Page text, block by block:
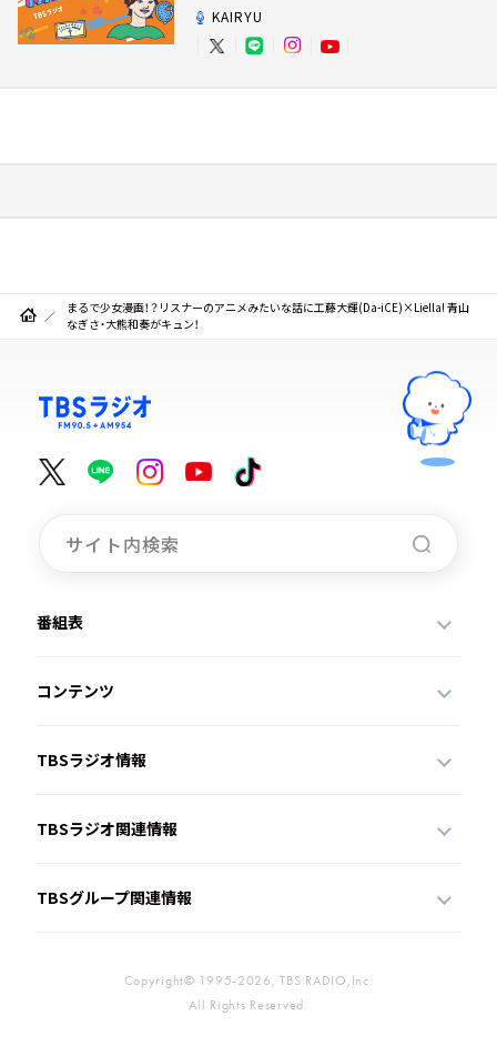
KAIRYU
まるで少女漫画！？リスナーのアニメみたいな話に工藤大輝(Da-iCE)×Liella! 青山
なぎさ・大熊和奏がキュン！
番組表
コンテンツ
TBSラジオ情報
TBSラジオ関連情報
TBSグループ関連情報
Copyright© 1995-2026, TBS RADIO,Inc.
All Rights Reserved.